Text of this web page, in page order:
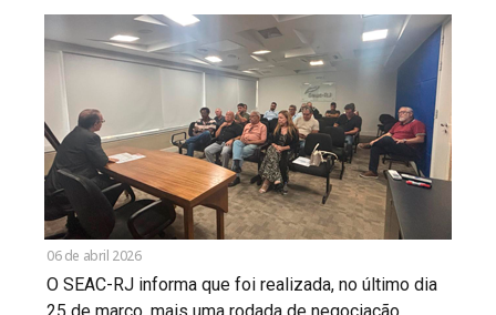
06 de abril 2026
O SEAC-RJ informa que foi realizada, no último dia